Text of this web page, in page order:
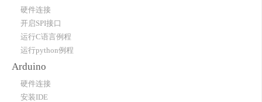
硬件连接
开启SPI接口
运行C语言例程
运行python例程
Arduino
硬件连接
安装IDE